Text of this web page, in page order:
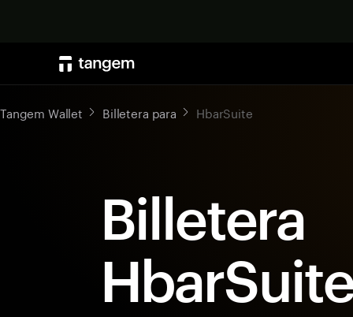
Tangem Wallet Billetera para HbarSuite
Billetera